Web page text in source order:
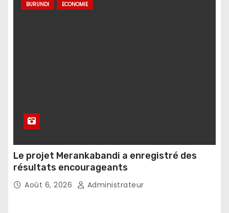
BURUNDI ECONOMIE
Le projet Merankabandi a enregistré des
résultats encourageants
Août 6, 2026 Administrateur